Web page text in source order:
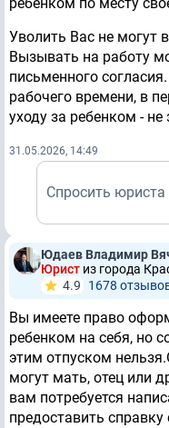
Уволить Вас не могут
Вызывать на работу
письменного
рабочего времени, в
уходу за ребенком -
31.05.2026, 14:49
Спросить юриста
Юдаев Владимир
Юрист из города
4.9
1678
Вы имеете право
ребенком на себя, но
этим отпуском
могут мать, отец или
вам потребуется
предоставить